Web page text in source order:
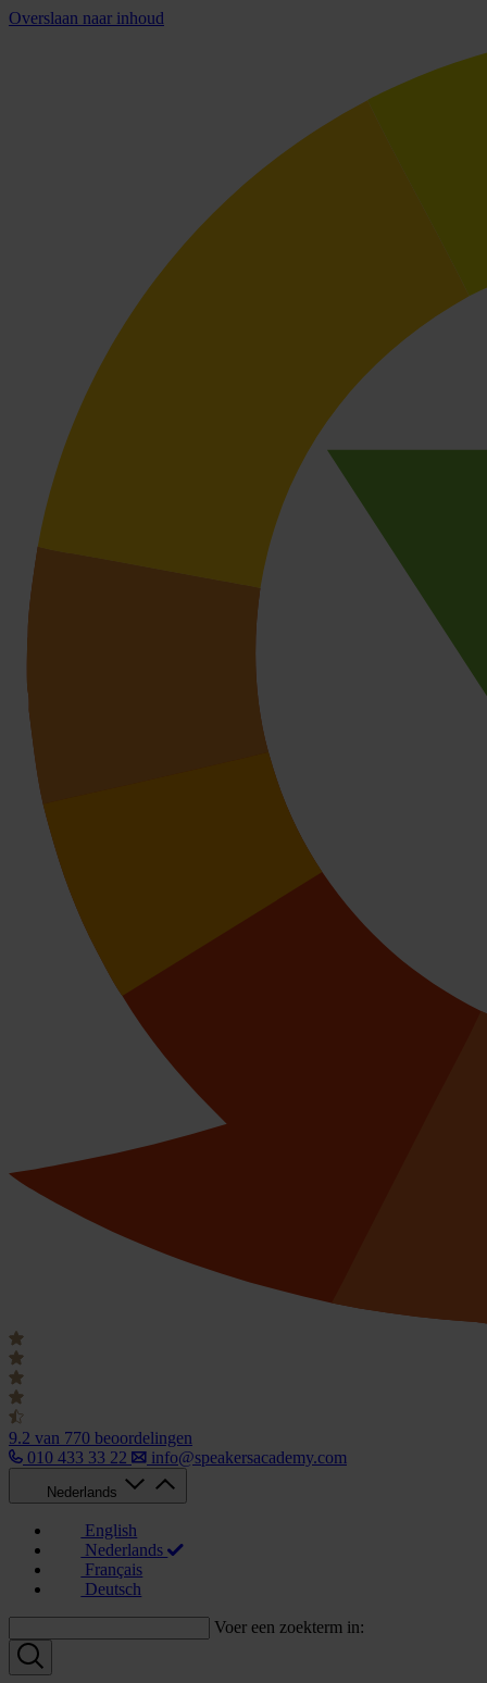
Overslaan naar inhoud
9.2 van 770 beoordelingen
010 433 33 22
info@speakersacademy.com
Nederlands
English
Nederlands
Français
Deutsch
Voer een zoekterm in: